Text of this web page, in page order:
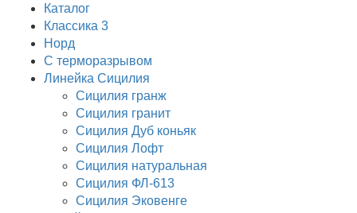
Каталог
Классика 3
Норд
С терморазрывом
Линейка Сицилия
Сицилия гранж
Сицилия гранит
Сицилия Дуб коньяк
Сицилия Лофт
Сицилия натуральная
Сицилия ФЛ-613
Сицилия Эковенге